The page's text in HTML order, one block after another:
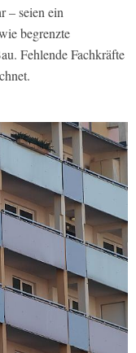
– seien ein
begrenzte
Fehlende Fachkräfte